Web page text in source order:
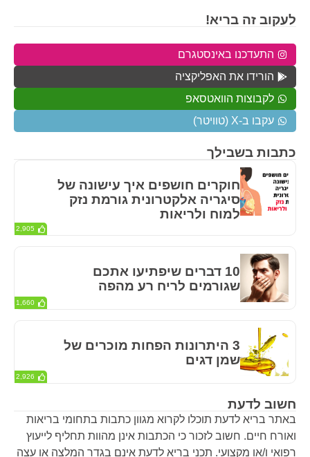
חשוב לדעת
באתר בריא לדעת תוכלו לקרוא מגוון כתבות בתחומי בריאות
ואורח חיים. חשוב לזכור כי הכתבות אינן מהוות תחליף לייעוץ
רפואי ו/או מקצועי. תכני בריא לדעת אינם בגדר המלצה או עצה
כתבות בשבילך
חוקרים חושפים איך עישונה של
סיגריה אלקטרונית גורמת נזק
למוח ולריאות
2,905
10 דברים שיפתיעו אתכם
שגורמים לריח רע מהפה
1,660
3 היתרונות הפחות מוכרים של
שמן דגים
2,926
לעקוב זה בריא!
התעדכנו באינסטגרם
הורידו את האפליקציה
לקבוצות הוואטסאפ
עקבו ב-X (טוויטר)